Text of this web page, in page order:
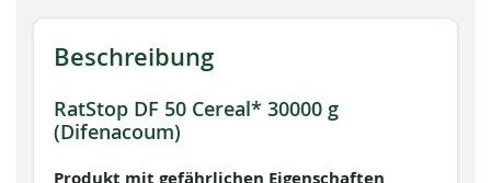
Beschreibung
RatStop DF 50 Cereal* 30000 g
(Difenacoum)